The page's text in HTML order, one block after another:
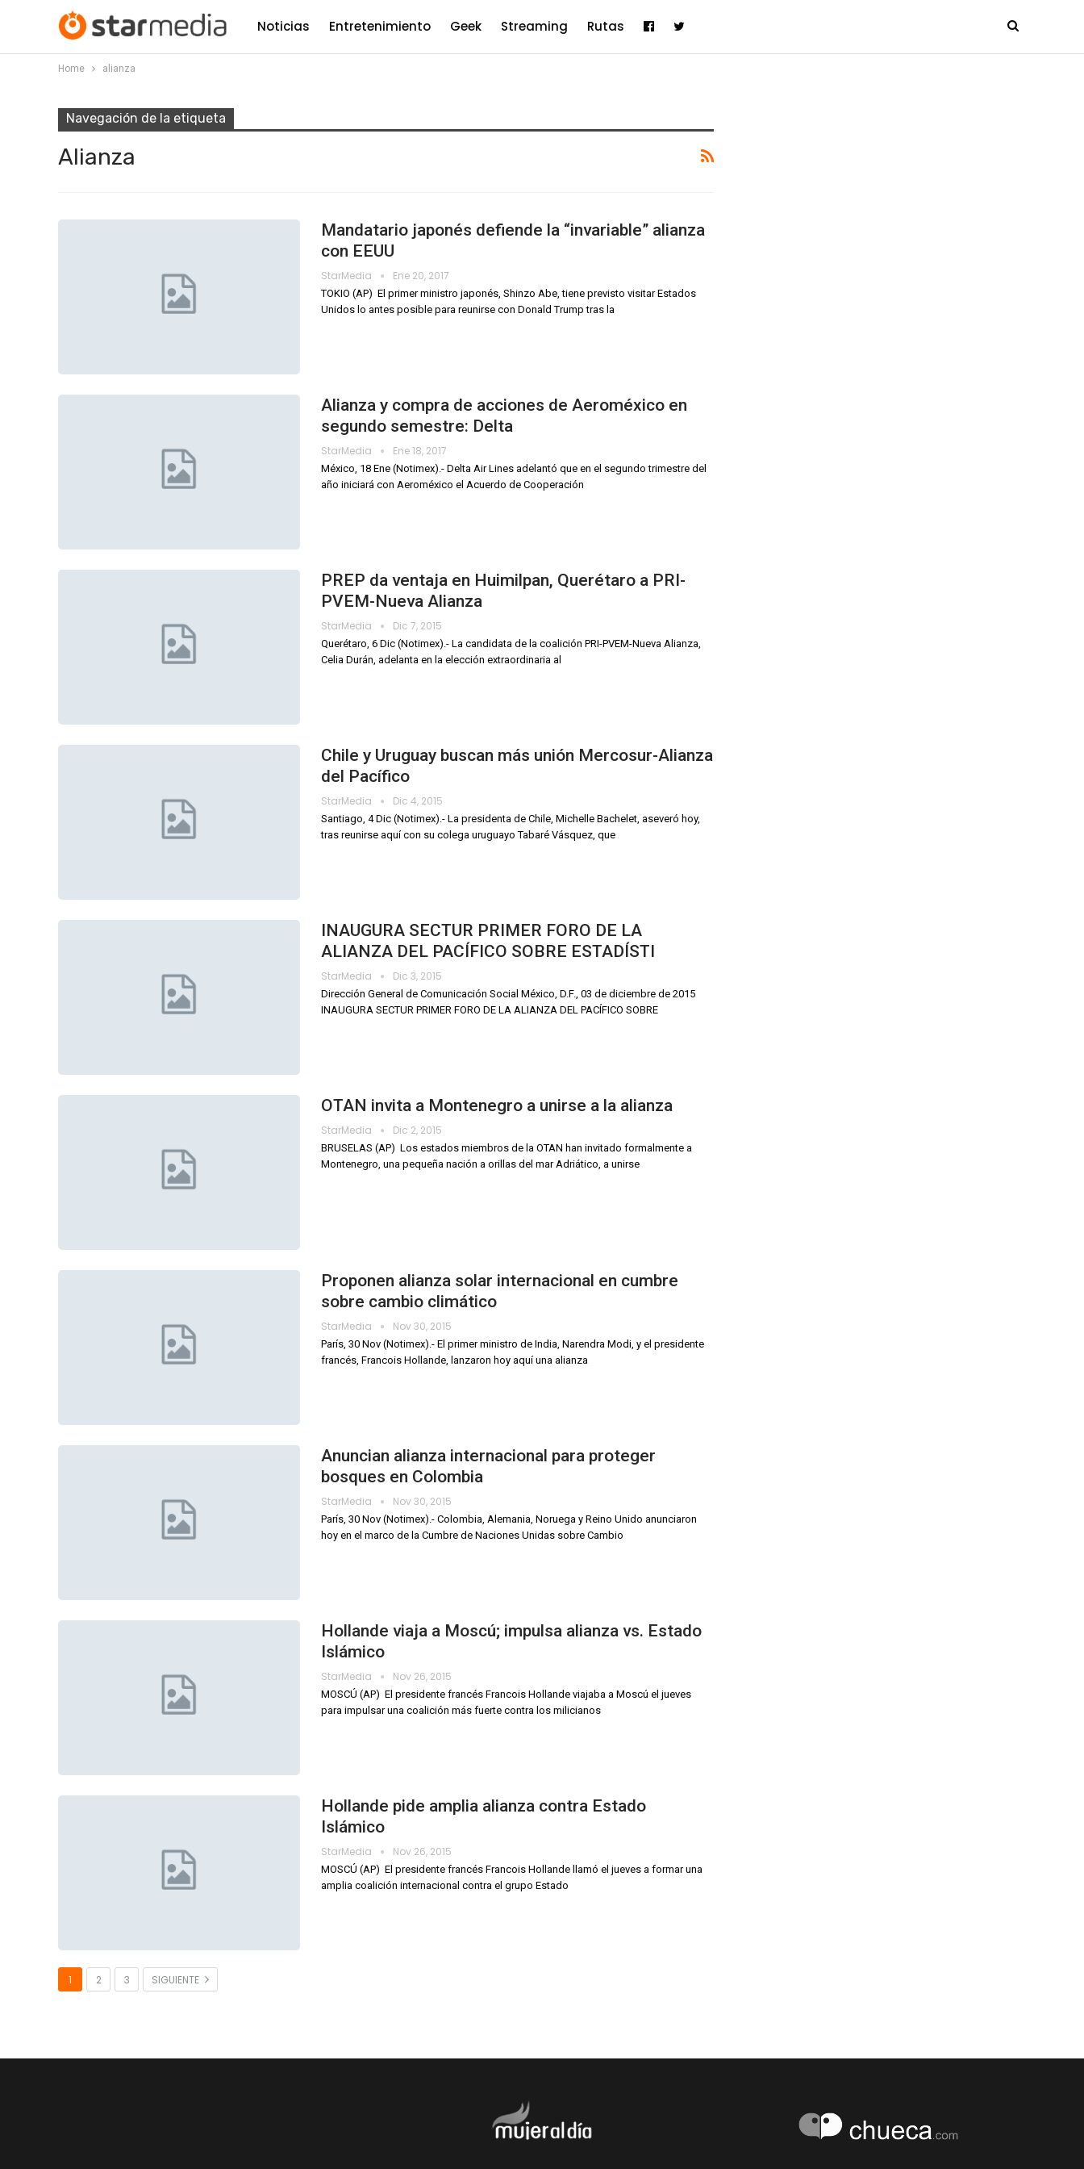
Noticias Entretenimiento Geek Streaming Rutas
Home alianza
Navegación de la etiqueta
Alianza
Mandatario japonés defiende la “invariable” alianza
con EEUU
StarMedia Ene 20, 2017
TOKIO (AP)  El primer ministro japonés, Shinzo Abe, tiene previsto visitar Estados
Unidos lo antes posible para reunirse con Donald Trump tras la
Alianza y compra de acciones de Aeroméxico en
segundo semestre: Delta
StarMedia Ene 18, 2017
México, 18 Ene (Notimex).- Delta Air Lines adelantó que en el segundo trimestre del
año iniciará con Aeroméxico el Acuerdo de Cooperación
PREP da ventaja en Huimilpan, Querétaro a PRI-
PVEM-Nueva Alianza
StarMedia Dic 7, 2015
Querétaro, 6 Dic (Notimex).- La candidata de la coalición PRI-PVEM-Nueva Alianza,
Celia Durán, adelanta en la elección extraordinaria al
Chile y Uruguay buscan más unión Mercosur-Alianza
del Pacífico
StarMedia Dic 4, 2015
Santiago, 4 Dic (Notimex).- La presidenta de Chile, Michelle Bachelet, aseveró hoy,
tras reunirse aquí con su colega uruguayo Tabaré Vásquez, que
INAUGURA SECTUR PRIMER FORO DE LA
ALIANZA DEL PACÍFICO SOBRE ESTADÍSTI
StarMedia Dic 3, 2015
Dirección General de Comunicación Social México, D.F., 03 de diciembre de 2015
INAUGURA SECTUR PRIMER FORO DE LA ALIANZA DEL PACÍFICO SOBRE
OTAN invita a Montenegro a unirse a la alianza
StarMedia Dic 2, 2015
BRUSELAS (AP)  Los estados miembros de la OTAN han invitado formalmente a
Montenegro, una pequeña nación a orillas del mar Adriático, a unirse
Proponen alianza solar internacional en cumbre
sobre cambio climático
StarMedia Nov 30, 2015
París, 30 Nov (Notimex).- El primer ministro de India, Narendra Modi, y el presidente
francés, Francois Hollande, lanzaron hoy aquí una alianza
Anuncian alianza internacional para proteger
bosques en Colombia
StarMedia Nov 30, 2015
París, 30 Nov (Notimex).- Colombia, Alemania, Noruega y Reino Unido anunciaron
hoy en el marco de la Cumbre de Naciones Unidas sobre Cambio
Hollande viaja a Moscú; impulsa alianza vs. Estado
Islámico
StarMedia Nov 26, 2015
MOSCÚ (AP)  El presidente francés Francois Hollande viajaba a Moscú el jueves
para impulsar una coalición más fuerte contra los milicianos
Hollande pide amplia alianza contra Estado
Islámico
StarMedia Nov 26, 2015
MOSCÚ (AP)  El presidente francés Francois Hollande llamó el jueves a formar una
amplia coalición internacional contra el grupo Estado
1 2 3 SIGUIENTE